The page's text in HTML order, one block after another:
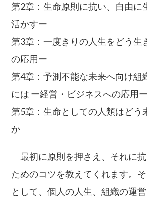
第2章：生命原則に抗い、自由に
活かすー
第3章：一度きりの人生をどう生
の応用ー
第4章：予測不能な未来へ向け組
には ー経営・ビジネスへの応用ー
第5章：生命としての人類はどう
か
最初に原則を押さえ、それに
ためのコツを教えてくれます。
として、個人の人生、組織の運